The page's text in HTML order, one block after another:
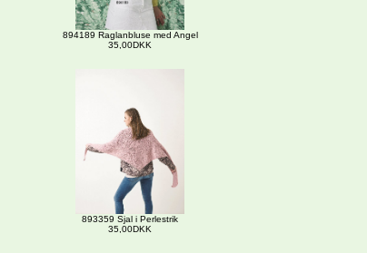
894189 Raglanbluse med Angel
35,00DKK
893359 Sjal i Perlestrik
35,00DKK